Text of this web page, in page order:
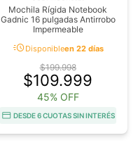
Mochila Rígida Notebook
Gadnic 16 pulgadas Antirrobo
Impermeable
acuteDisponibleen 22 días
$199.998
$109.999
45% OFF
DESDE 6 CUOTAS SIN INTERÉS